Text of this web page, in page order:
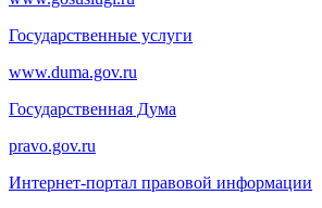
Государственные услуги
www.duma.gov.ru
Государственная Дума
pravo.gov.ru
Интернет-портал правовой информации